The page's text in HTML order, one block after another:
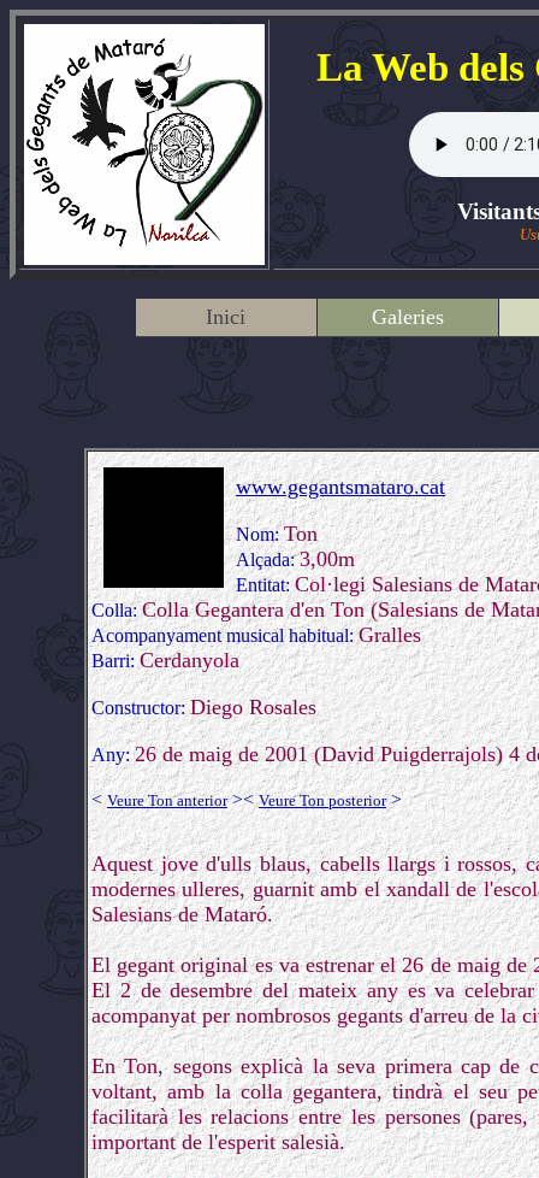
La Web
Inici Galeries
www.gegantsmataro.cat
Nom:Ton
Alçada:3,00m
Entitat:Col·legi Salesians de
Colla:Colla Gegantera d'en Ton (Salesians de
Acompanyament musical habitual:Gralles
Barri:Cerdanyola
Constructor:Diego Rosales
Any:26 de maig de 2001 (David Puigderrajols) 4
<Veure Ton anterior><Veure Ton posterior>
Aquest jove d'ulls blaus, cabells llargs i rossos,
modernes ulleres, guarnit amb el xandall de
Salesians de Mataró.
El gegant original es va estrenar el 26 de maig
El 2 de desembre del mateix any es va
acompanyat per nombrosos gegants d'arreu de la
En Ton, segons explicà la seva primera cap
voltant, amb la colla gegantera, tindrà el seu
facilitarà les relacions entre les persones
important de l'esperit salesià.